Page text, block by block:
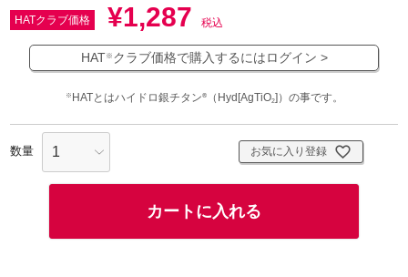
HATクラブ価格 ¥1,287 税込
HAT※ クラブ価格で購入するにはログイン >
※ HATとはハイドロ銀チタン®（Hyd[AgTiO2]）の事です。
お気に入り登録
カートに入れる